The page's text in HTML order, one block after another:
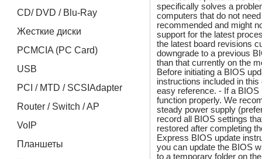
CD/ DVD / Blu-Ray
Жесткие диски
PCMCIA (PC Card)
USB
PCI / MTD / SCSIAdapter
Router / Switch / AP
VoIP
Планшеты
specifically solves a
computers that do not
recommended and might
support for the latest
the latest board revisions
downgrade to a previous
than that currently on the
Before initiating a BIOS
instructions included in
easy reference. - If a
function properly. We
steady power supply
record all BIOS settings
restored after completing
Express BIOS update
you can update the BIOS
to a temporary folder on